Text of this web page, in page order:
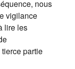
nous
vigilance
lire les
partie